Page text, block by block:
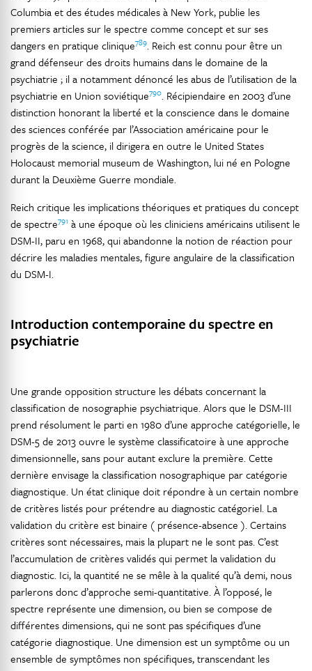
Columbia et des études médicales à New York, publie les
premiers articles sur le spectre comme concept et sur ses
dangers en pratique clinique789. Reich est connu pour être un
grand défenseur des droits humains dans le domaine de la
psychiatrie ; il a notamment dénoncé les abus de l’utilisation de la
psychiatrie en Union soviétique790. Récipiendaire en 2003 d’une
distinction honorant la liberté et la conscience dans le domaine
des sciences conférée par l’Association américaine pour le
progrès de la science, il dirigera en outre le United States
Holocaust memorial museum de Washington, lui né en Pologne
durant la Deuxième Guerre mondiale.
Reich critique les implications théoriques et pratiques du concept
de spectre791 à une époque où les cliniciens américains utilisent le
DSM-II, paru en 1968, qui abandonne la notion de réaction pour
décrire les maladies mentales, figure angulaire de la classification
du DSM-I.
Introduction contemporaine du spectre en
psychiatrie
Une grande opposition structure les débats concernant la
classification de nosographie psychiatrique. Alors que le DSM-III
prend résolument le parti en 1980 d’une approche catégorielle, le
DSM-5 de 2013 ouvre le système classificatoire à une approche
dimensionnelle, sans pour autant exclure la première. Cette
dernière envisage la classification nosographique par catégorie
diagnostique. Un état clinique doit répondre à un certain nombre
de critères listés pour prétendre au diagnostic catégoriel. La
validation du critère est binaire ( présence-absence ). Certains
critères sont nécessaires, mais la plupart ne le sont pas. C’est
l’accumulation de critères validés qui permet la validation du
diagnostic. Ici, la quantité ne se mêle à la qualité qu’à demi, nous
parlerons donc d’approche semi-quantitative. À l’opposé, le
spectre représente une dimension, ou bien se compose de
différentes dimensions, qui ne sont pas spécifiques d’une
catégorie diagnostique. Une dimension est un symptôme ou un
ensemble de symptômes non spécifiques, transcendant les